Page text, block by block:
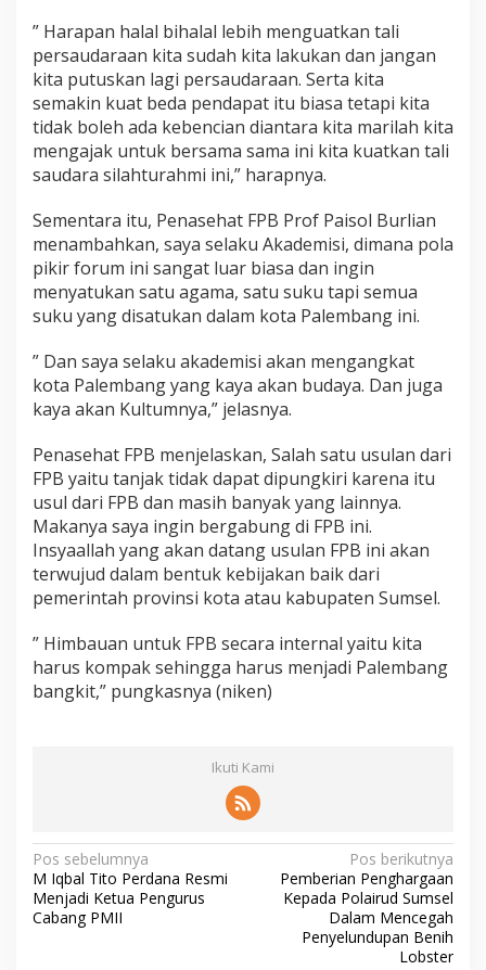
” Harapan halal bihalal lebih menguatkan tali
persaudaraan kita sudah kita lakukan dan jangan
kita putuskan lagi persaudaraan. Serta kita
semakin kuat beda pendapat itu biasa tetapi kita
tidak boleh ada kebencian diantara kita marilah kita
mengajak untuk bersama sama ini kita kuatkan tali
saudara silahturahmi ini,” harapnya.
Sementara itu, Penasehat FPB Prof Paisol Burlian
menambahkan, saya selaku Akademisi, dimana pola
pikir forum ini sangat luar biasa dan ingin
menyatukan satu agama, satu suku tapi semua
suku yang disatukan dalam kota Palembang ini.
” Dan saya selaku akademisi akan mengangkat
kota Palembang yang kaya akan budaya. Dan juga
kaya akan Kultumnya,” jelasnya.
Penasehat FPB menjelaskan, Salah satu usulan dari
FPB yaitu tanjak tidak dapat dipungkiri karena itu
usul dari FPB dan masih banyak yang lainnya.
Makanya saya ingin bergabung di FPB ini.
Insyaallah yang akan datang usulan FPB ini akan
terwujud dalam bentuk kebijakan baik dari
pemerintah provinsi kota atau kabupaten Sumsel.
” Himbauan untuk FPB secara internal yaitu kita
harus kompak sehingga harus menjadi Palembang
bangkit,” pungkasnya (niken)
Ikuti Kami
N
a
v
Pos sebelumnya
M Iqbal Tito Perdana Resmi
Menjadi Ketua Pengurus
Cabang PMII
Pos berikutnya
Pemberian Penghargaan
Kepada Polairud Sumsel
Dalam Mencegah
Penyelundupan Benih
Lobster